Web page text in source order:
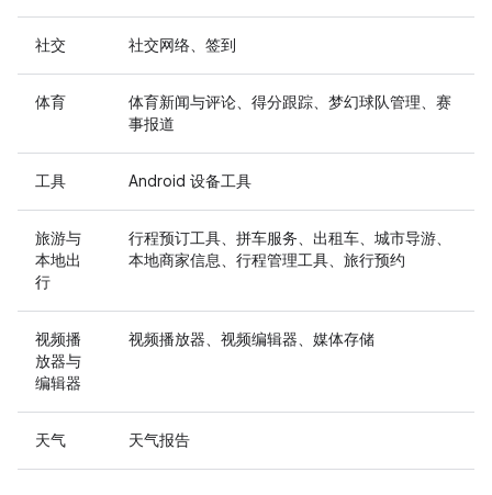
社交 社交网络、签到
体育
体育新闻与评论、得分跟踪、梦幻球队管理、赛
事报道
工具 Android 设备工具
旅游与
本地出
行
行程预订工具、拼车服务、出租车、城市导游、
本地商家信息、行程管理工具、旅行预约
视频播
放器与
编辑器
视频播放器、视频编辑器、媒体存储
天气 天气报告